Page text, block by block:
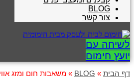
BLOG
צור קשר
לשיחה עם
יועץ חימום
דף הבית »
BLOG
» משאבות חום ומזג